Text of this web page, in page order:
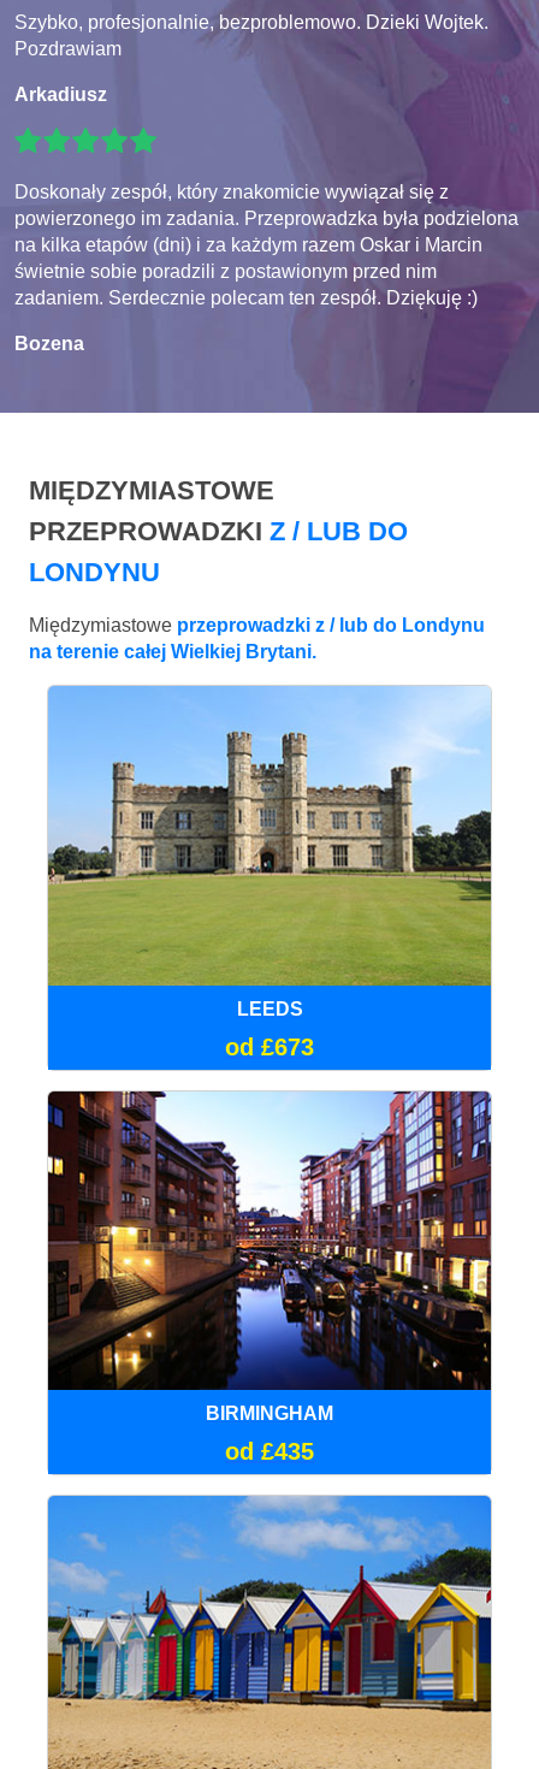
Szybko, profesjonalnie, bezproblemowo. Dzieki Wojtek.
Pozdrawiam
Arkadiusz
Doskonały zespół, który znakomicie wywiązał się z
powierzonego im zadania. Przeprowadzka była podzielona
na kilka etapów (dni) i za każdym razem Oskar i Marcin
świetnie sobie poradzili z postawionym przed nim
zadaniem. Serdecznie polecam ten zespół. Dziękuję :)
Bozena
MIĘDZYMIASTOWE
PRZEPROWADZKI Z / LUB DO
LONDYNU
Międzymiastowe przeprowadzki z / lub do Londynu
na terenie całej Wielkiej Brytani.
LEEDS
od £673
BIRMINGHAM
od £435